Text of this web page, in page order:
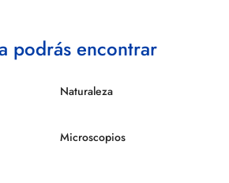
podrás encontrar
Naturaleza
Microscopios